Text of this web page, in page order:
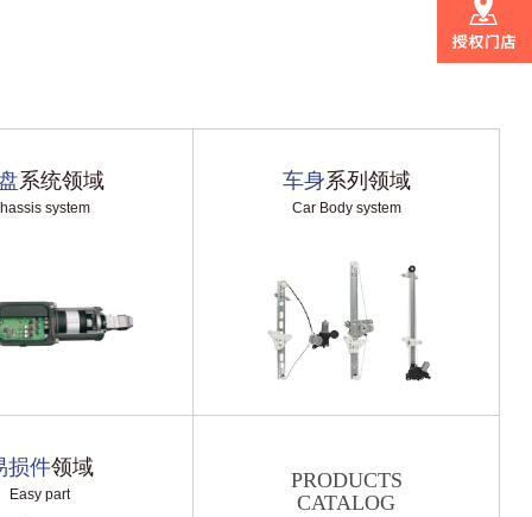
系统领域
system
车身系列领域
Car Body system
损件领域
Easy part
PRODUCTS
CATALOG